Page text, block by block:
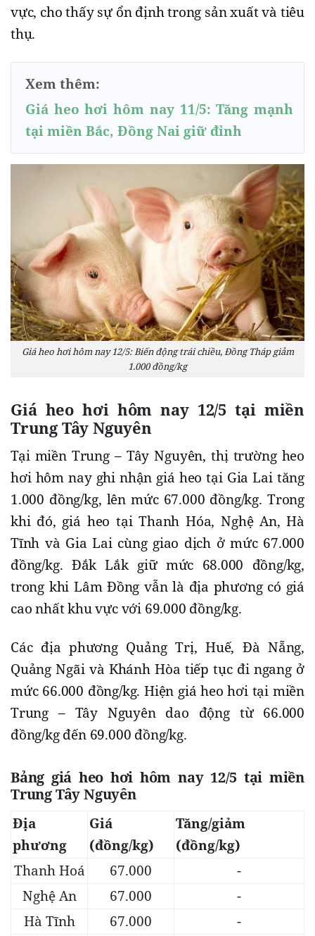
vực, cho thấy sự ổn định trong sản xuất và tiêu
thụ.
Xem thêm:
Giá heo hơi hôm nay 11/5: Tăng mạnh
tại miền Bắc, Đồng Nai giữ đỉnh
Giá heo hơi hôm nay 12/5: Biến động trái chiều, Đồng Tháp giảm
1.000 đồng/kg
Giá heo hơi hôm nay 12/5 tại miền
Trung Tây Nguyên
Tại miền Trung – Tây Nguyên, thị trường heo
hơi hôm nay ghi nhận giá heo tại Gia Lai tăng
1.000 đồng/kg, lên mức 67.000 đồng/kg. Trong
khi đó, giá heo tại Thanh Hóa, Nghệ An, Hà
Tĩnh và Gia Lai cùng giao dịch ở mức 67.000
đồng/kg. Đắk Lắk giữ mức 68.000 đồng/kg,
trong khi Lâm Đồng vẫn là địa phương có giá
cao nhất khu vực với 69.000 đồng/kg.
Các địa phương Quảng Trị, Huế, Đà Nẵng,
Quảng Ngãi và Khánh Hòa tiếp tục đi ngang ở
mức 66.000 đồng/kg. Hiện giá heo hơi tại miền
Trung – Tây Nguyên dao động từ 66.000
đồng/kg đến 69.000 đồng/kg.
Bảng giá heo hơi hôm nay 12/5 tại miền
Trung Tây Nguyên
Địa
phương
Giá
(đồng/kg)
Tăng/giảm
(đồng/kg)
Thanh Hoá
67.000
-
Nghệ An
67.000
-
Hà Tĩnh
67.000 -